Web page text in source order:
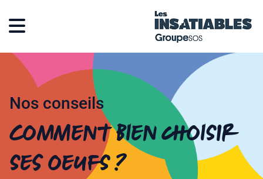
Nos conseils
Comment bien choisir
ses oeufs ?